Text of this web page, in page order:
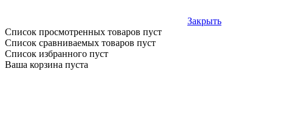
Закрыть
Список просмотренных товаров пуст
Список сравниваемых товаров пуст
Список избранного пуст
Ваша корзина пуста